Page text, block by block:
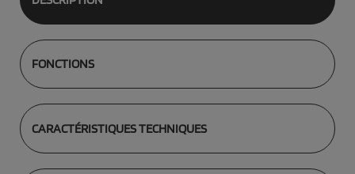
FONCTIONS
CARACTÉRISTIQUES TECHNIQUES